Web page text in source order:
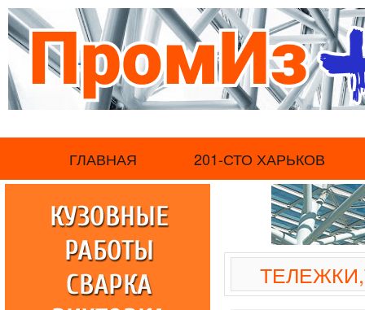
.
ГЛАВНАЯ 201-СТО ХАРЬКОВ